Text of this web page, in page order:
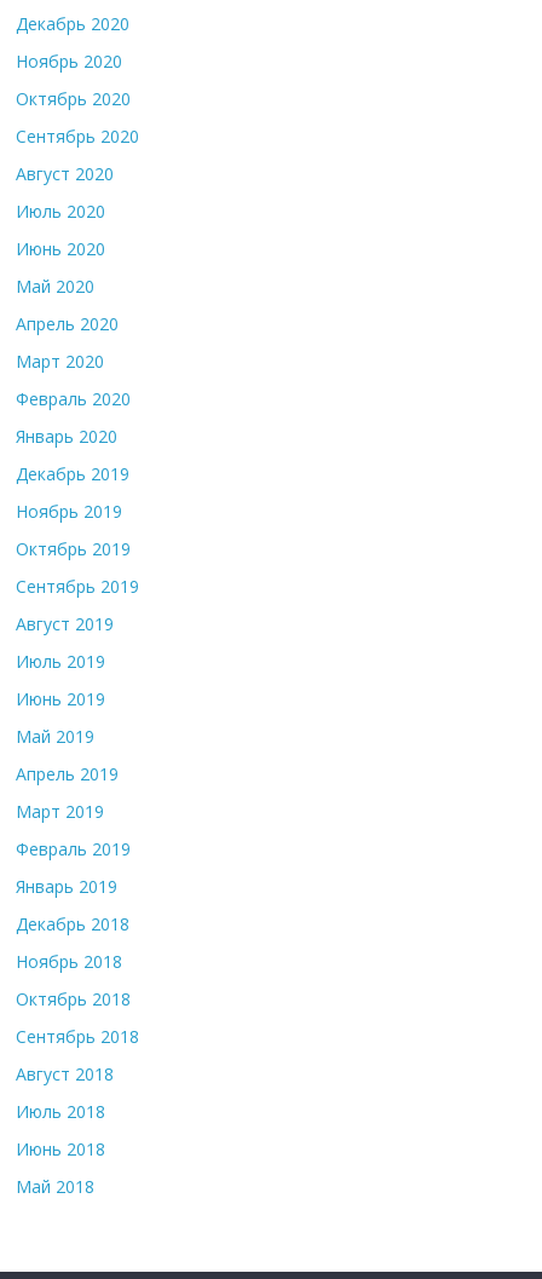
Декабрь 2020
Ноябрь 2020
Октябрь 2020
Сентябрь 2020
Август 2020
Июль 2020
Июнь 2020
Май 2020
Апрель 2020
Март 2020
Февраль 2020
Январь 2020
Декабрь 2019
Ноябрь 2019
Октябрь 2019
Сентябрь 2019
Август 2019
Июль 2019
Июнь 2019
Май 2019
Апрель 2019
Март 2019
Февраль 2019
Январь 2019
Декабрь 2018
Ноябрь 2018
Октябрь 2018
Сентябрь 2018
Август 2018
Июль 2018
Июнь 2018
Май 2018